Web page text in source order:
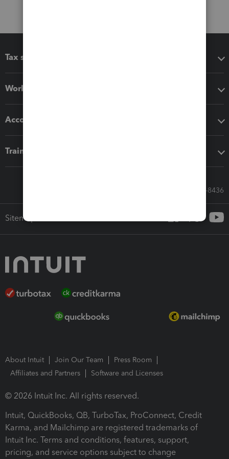
Tax software
Workflow add-ons
Accounting solutions
Training & support
Call Sales: 833-564-8436
Sitemap
About Intuit Join Our Team
Press Room
Affiliates and Partners
Software and Licenses
© 2026 Intuit Inc. All rights reserved.
Intuit, QuickBooks, QB, TurboTax, ProConnect, Credit
Karma, and Mailchimp are registered trademarks of
Intuit Inc. Terms and conditions, features, support,
pricing, and service options subject to change